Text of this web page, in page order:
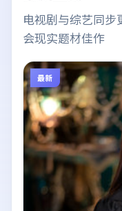
电视剧与综艺同
会现实题材佳作
最新